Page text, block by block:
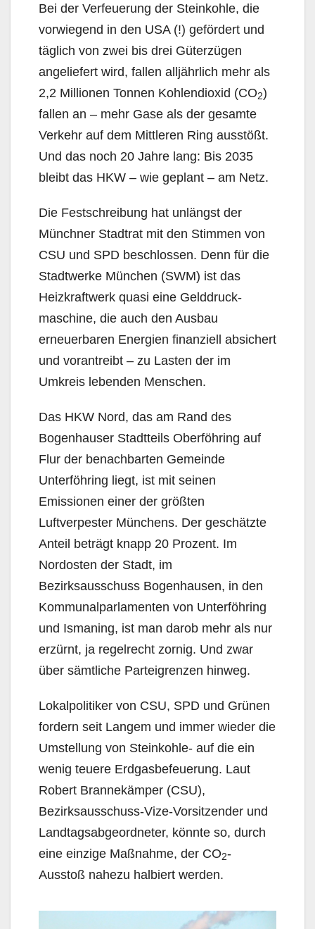
Bei der Verfeuerung der Steinkohle, die
vorwiegend in den USA (!) gefördert und
täglich von zwei bis drei Güterzügen
angeliefert wird, fallen alljährlich mehr als
2,2 Millionen Tonnen Kohlendioxid (CO2)
fallen an – mehr Gase als der gesamte
Verkehr auf dem Mittleren Ring ausstößt.
Und das noch 20 Jahre lang: Bis 2035
bleibt das HKW – wie geplant – am Netz.
Die Festschreibung hat unlängst der
Münchner Stadtrat mit den Stimmen von
CSU und SPD beschlossen. Denn für die
Stadtwerke München (SWM) ist das
Heizkraftwerk quasi eine Gelddruck­
maschine, die auch den Ausbau
erneuerbaren Energien finanziell absichert
und vorantreibt – zu Lasten der im
Umkreis lebenden Menschen.
Das HKW Nord, das am Rand des
Bogenhauser Stadtteils Oberföhring auf
Flur der benachbarten Gemeinde
Unterföhring liegt, ist mit seinen
Emissionen einer der größten
Luftverpester Münchens. Der geschätzte
Anteil beträgt knapp 20 Prozent. Im
Nordosten der Stadt, im
Bezirksausschuss Bogenhausen, in den
Kommunalparlamenten von Unterföhring
und Ismaning, ist man darob mehr als nur
erzürnt, ja regelrecht zornig. Und zwar
über sämtliche Parteigrenzen hinweg.
Lokalpolitiker von CSU, SPD und Grünen
fordern seit Langem und immer wieder die
Umstellung von Steinkohle- auf die ein
wenig teuere Erdgasbefeuerung. Laut
Robert Brannekämper (CSU),
Bezirksausschuss-Vize-Vorsitzender und
Landtagsabgeordneter, könnte so, durch
eine einzige Maßnahme, der CO2-
Ausstoß nahezu halbiert werden.